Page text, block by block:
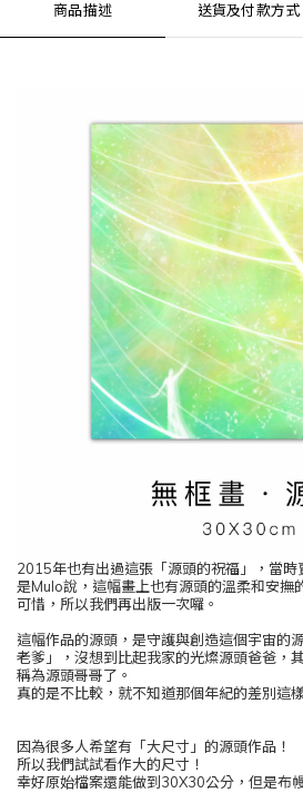
商品描述 送貨及付款方式
2015年也有出過這張「源頭的祝福」，當時
是Mulo說，這幅畫上也有源頭的溫柔和安撫
可惜，所以我們再出版一次囉。
這幅作品的源頭，是守護與創造這個宇宙的
老爹」，沒想到比起我家的光燦源頭爸爸，
稱為源頭哥哥了。
真的是不比較，就不知道那個年紀的差別這
因為很多人希望有「大尺寸」的源頭作品！
所以我們試試看作大的尺寸！
幸好原始檔案還能做到30X30公分，但是布